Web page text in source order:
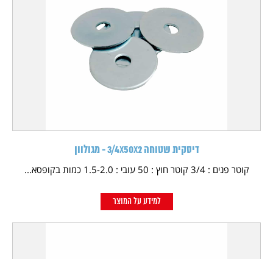
דיסקית שטוחה 3/4X50X2 - מגולוון
קוטר פנים : 3/4 קוטר חוץ : 50 עובי : 1.5-2.0 כמות בקופסא...
למידע על המוצר